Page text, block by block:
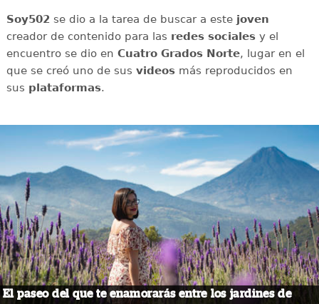
Soy502se dio a la tarea de buscar a este joven
creador de contenido para las redes socialesy el
encuentro se dio en Cuatro Grados Norte, lugar en el
que se creó uno de sus videosmás reproducidos en
sus plataformas.
El paseo del que te enamorarás entre los jardines de